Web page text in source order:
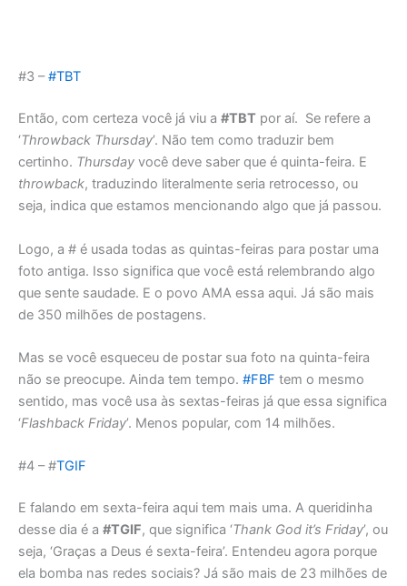
#3 –#TBT
Então, com certeza você já viu a #TBT por aí. Se refere a
‘Throwback Thursday’. Não tem como traduzir bem
certinho. Thursday você deve saber que é quinta-feira. E
throwback, traduzindo literalmente seria retrocesso, ou
seja, indica que estamos mencionando algo que já passou.
Logo, a # é usada todas as quintas-feiras para postar uma
foto antiga. Isso significa que você está relembrando algo
que sente saudade. E o povo AMA essa aqui. Já são mais
de 350 milhões de postagens.
Mas se você esqueceu de postar sua foto na quinta-feira
não se preocupe. Ainda tem tempo. #FBF tem o mesmo
sentido, mas você usa às sextas-feiras já que essa significa
‘Flashback Friday’. Menos popular, com 14 milhões.
#4 – #TGIF
E falando em sexta-feira aqui tem mais uma. A queridinha
desse dia é a #TGIF, que significa ‘Thank God it’s Friday’, ou
seja, ‘Graças a Deus é sexta-feira’. Entendeu agora porque
ela bomba nas redes sociais? Já são mais de 23 milhões de